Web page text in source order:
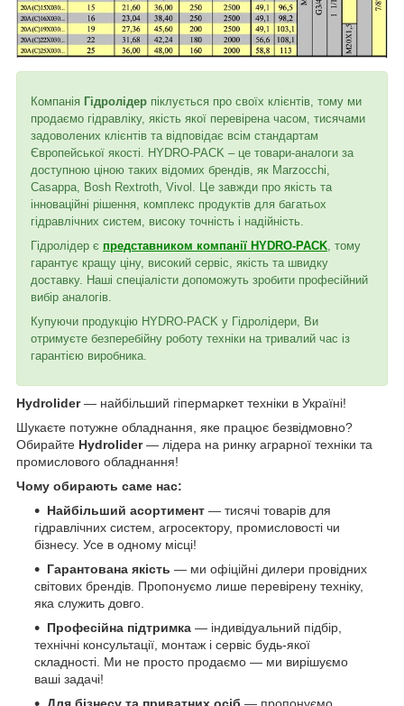
Компанія Гідролідер піклується про своїх клієнтів, тому ми
продаємо гідравліку, якість якої перевірена часом, тисячами
задоволених клієнтів та відповідає всім стандартам
Європейської якості. HYDRO-PACK – це товари-аналоги за
доступною ціною таких відомих брендів, як Marzocchi,
Casappa, Bosh Rextroth, Vivol. Це завжди про якість та
інноваційні рішення, комплекс продуктів для багатьох
гідравлічних систем, високу точність і надійність.
Гідролідер є представником компанії HYDRO-PACK, тому
гарантує кращу ціну, високий сервіс, якість та швидку
доставку. Наші спеціалісти допоможуть зробити професійний
вибір аналогів.
Купуючи продукцію HYDRO-PACK у Гідролідери, Ви
отримуєте безперебійну роботу техніки на тривалий час із
гарантією виробника.
Hydrolider— найбільший гіпермаркет техніки в Україні!
Шукаєте потужне обладнання, яке працює безвідмовно?
Обирайте Hydrolider— лідера на ринку аграрної техніки та
промислового обладнання!
Чому обирають саме нас:
Найбільший асортимент — тисячі товарів для
гідравлічних систем, агросектору, промисловості чи
бізнесу. Усе в одному місці!
Гарантована якість — ми офіційні дилери провідних
світових брендів. Пропонуємо лише перевірену техніку,
яка служить довго.
Професійна підтримка — індивідуальний підбір,
технічні консультації, монтаж і сервіс будь-якої
складності. Ми не просто продаємо — ми вирішуємо
ваші задачі!